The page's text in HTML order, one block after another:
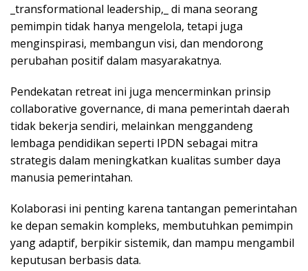
_transformational leadership,_ di mana seorang
pemimpin tidak hanya mengelola, tetapi juga
menginspirasi, membangun visi, dan mendorong
perubahan positif dalam masyarakatnya.
Pendekatan retreat ini juga mencerminkan prinsip
collaborative governance, di mana pemerintah daerah
tidak bekerja sendiri, melainkan menggandeng
lembaga pendidikan seperti IPDN sebagai mitra
strategis dalam meningkatkan kualitas sumber daya
manusia pemerintahan.
Kolaborasi ini penting karena tantangan pemerintahan
ke depan semakin kompleks, membutuhkan pemimpin
yang adaptif, berpikir sistemik, dan mampu mengambil
keputusan berbasis data.